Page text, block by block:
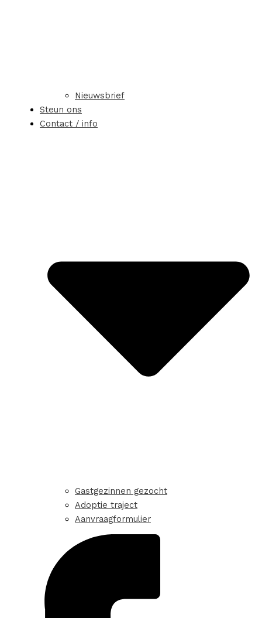
Nieuwsbrief
Steun ons
Contact / info
Gastgezinnen gezocht
Adoptie traject
Aanvraagformulier